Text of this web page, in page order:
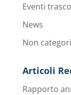
Eventi
News
Non
Articoli
Rapporto